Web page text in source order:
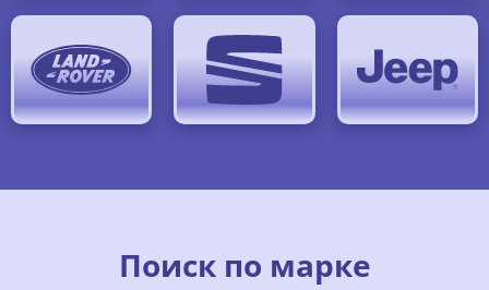
Поиск по марке